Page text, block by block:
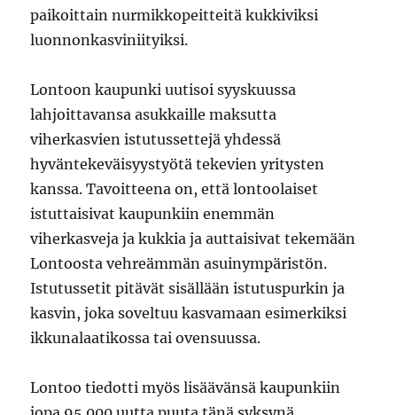
paikoittain nurmikkopeitteitä kukkiviksi
luonnonkasviniityiksi.
Lontoon kaupunki uutisoi syyskuussa
lahjoittavansa asukkaille maksutta
viherkasvien istutussettejä yhdessä
hyväntekeväisyystyötä tekevien yritysten
kanssa. Tavoitteena on, että lontoolaiset
istuttaisivat kaupunkiin enemmän
viherkasveja ja kukkia ja auttaisivat tekemään
Lontoosta vehreämmän asuinympäristön.
Istutussetit pitävät sisällään istutuspurkin ja
kasvin, joka soveltuu kasvamaan esimerkiksi
ikkunalaatikossa tai ovensuussa.
Lontoo tiedotti myös lisäävänsä kaupunkiin